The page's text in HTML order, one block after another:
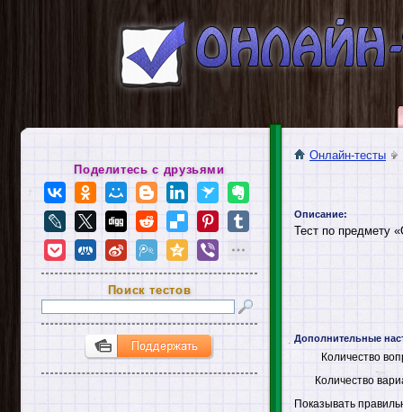
Онлайн-тесты
Описание:
Тест по предмету
Дополнительные
Количество
Количество
Показывать
Поделитесь с друзьями
Поиск тестов